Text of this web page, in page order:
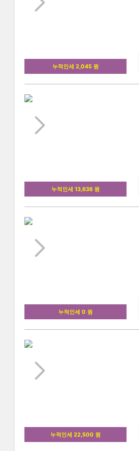
누적인세 2,045 원
누적인세 13,636 원
누적인세 0 원
누적인세 22,500 원